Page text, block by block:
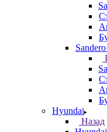
Hyundai
Назад